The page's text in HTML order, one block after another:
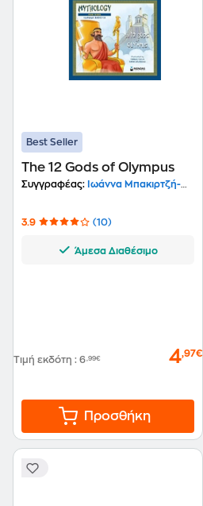
Best Seller
The 12 Gods of Olympus
Συγγραφέας: Ιωάννα Μπακιρτζή-Μπαμπέτα
3.9 (10)
Άμεσα Διαθέσιμο
Τιμή εκδότη : 6,99€ 4,97€
Προσθήκη